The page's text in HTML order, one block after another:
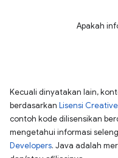
Apakah
Kecuali dinyatakan lain,
berdasarkan Lisensi
contoh kode dilisensikan
mengetahui informasi
Developers. Java adalah